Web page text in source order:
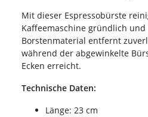
Mit dieser Espressobürste
Kaffeemaschine gründlich
Borstenmaterial entfernt
während der abgewinkelte
Ecken erreicht.
Technische Daten:
Länge: 23 cm